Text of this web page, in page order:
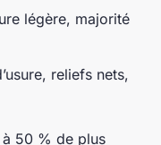
légère, majorité
reliefs nets,
50 % de plus